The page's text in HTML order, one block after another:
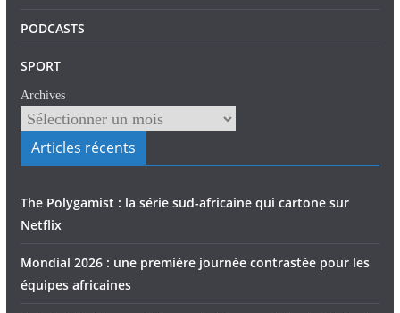
PODCASTS
SPORT
Archives
Articles récents
The Polygamist : la série sud-africaine qui cartone sur
Netflix
Mondial 2026 : une première journée contrastée pour les
équipes africaines